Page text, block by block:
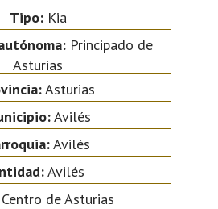
Tipo:Kia
Principado de
Asturias
Asturias
Avilés
Avilés
Avilés
de Asturias